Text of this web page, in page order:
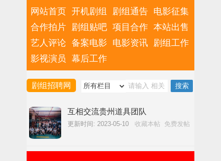
网站首页 开机剧组 剧组通告 电影征集
合作拍片 剧组贴吧 项目合作 本站出售
艺人评论 备案电影 电影资讯 剧组工作
影视演员
幕后工作
剧组招聘网
互相交流贵州道具团队
更新时间: 2023-05-10 收藏本帖 免费发帖